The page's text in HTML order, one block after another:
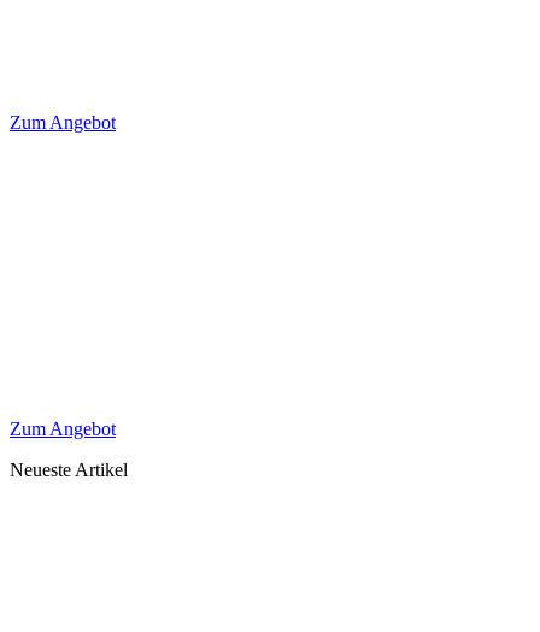
Zum Angebot
Zum Angebot
Neueste Artikel